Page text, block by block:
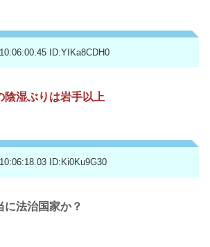
ID:YIKa8CDH0
陰湿ぶりは岩手以上
ID:Ki0Ku9G30
に法治国家か？